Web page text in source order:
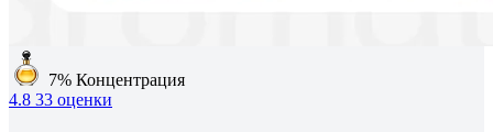
7% Концентрация
4.8 33 оценки